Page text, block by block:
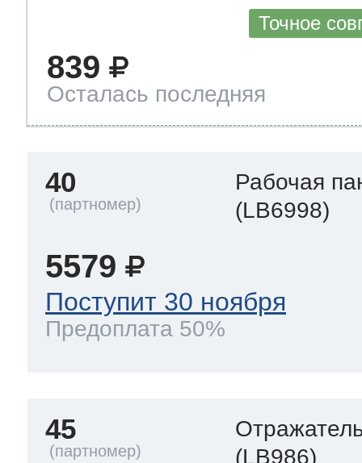
Точное
839
Осталась последняя
40
Рабочая
(LB6998)
5579
Поступит 30 ноября
Предоплата 50%
45
(LB986)